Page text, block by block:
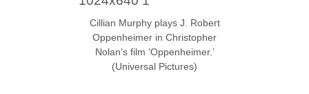
Cillian Murphy plays J. Robert
Oppenheimer in Christopher
Nolan’s film ‘Oppenheimer.’
(Universal Pictures)